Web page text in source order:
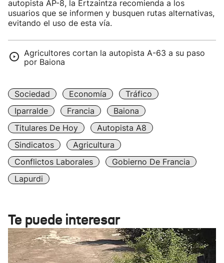
autopista AP-8, la Ertzaintza recomienda a los
usuarios que se informen y busquen rutas alternativas,
evitando el uso de esta vía.
Agricultores cortan la autopista A-63 a su paso
por Baiona
Sociedad Economía
Tráfico
Iparralde
Francia
Baiona
Titulares De Hoy
Autopista A8
Sindicatos
Agricultura
Conflictos Laborales
Gobierno De Francia
Lapurdi
Te puede interesar